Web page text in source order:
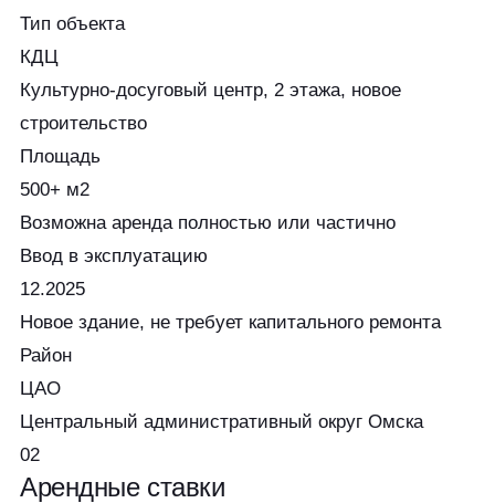
Тип объекта
КДЦ
Культурно-досуговый центр, 2 этажа, новое
строительство
Площадь
500+ м2
Возможна аренда полностью или частично
Ввод в эксплуатацию
12.2025
Новое здание, не требует капитального ремонта
Район
ЦАО
Центральный административный округ Омска
02
Арендные ставки